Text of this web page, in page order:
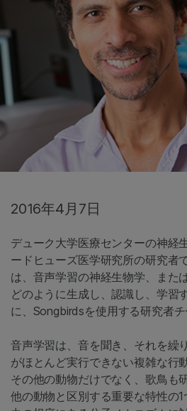
2016年4月7日
デューク大学医療センターの神経
ードヒューズ医学研究所の研究者
は、音声学習の神経生物学、また
どのように生成し、認識し、学習
に、Songbirdsを使用する研究者チ
音声学習は、音を聞き、それを繰
がほとんど実行できない複雑な行
その他の動物だけでなく、歌鳥も
他の動物と区別する重要な特性の